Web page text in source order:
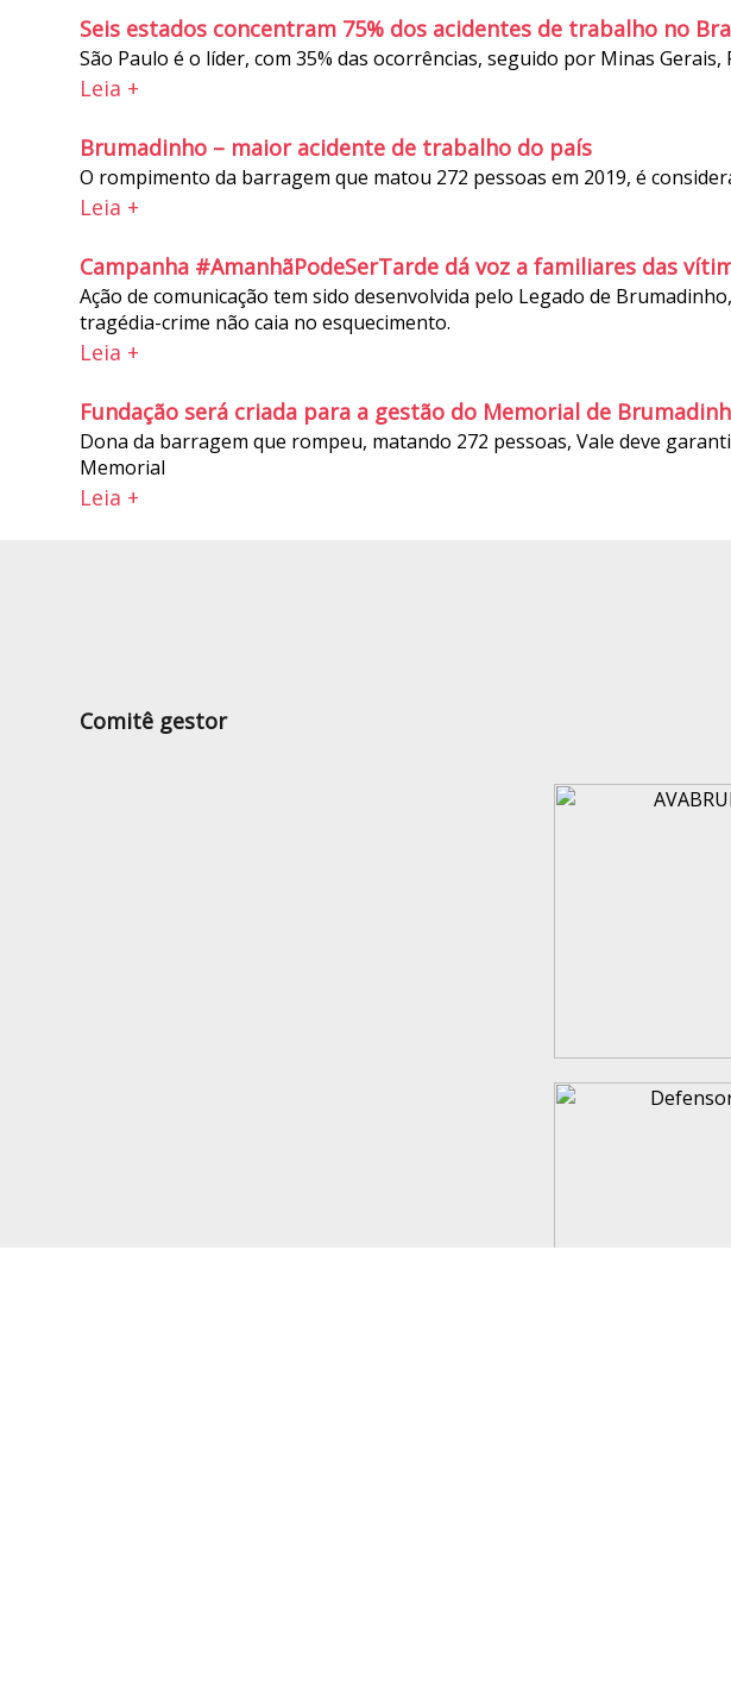
Seis estados concentram 75% dos acidentes de trabalho no
São Paulo é o líder, com 35% das ocorrências, seguido por Minas
Leia +
Brumadinho – maior acidente de trabalho do país
O rompimento da barragem que matou 272 pessoas em 2019, é
Leia +
Campanha #AmanhãPodeSerTarde dá voz a familiares das
Ação de comunicação tem sido desenvolvida pelo Legado de
tragédia-crime não caia no esquecimento.
Leia +
Fundação será criada para a gestão do Memorial de
Dona da barragem que rompeu, matando 272 pessoas, Vale deve
Memorial
Leia +
Comitê gestor